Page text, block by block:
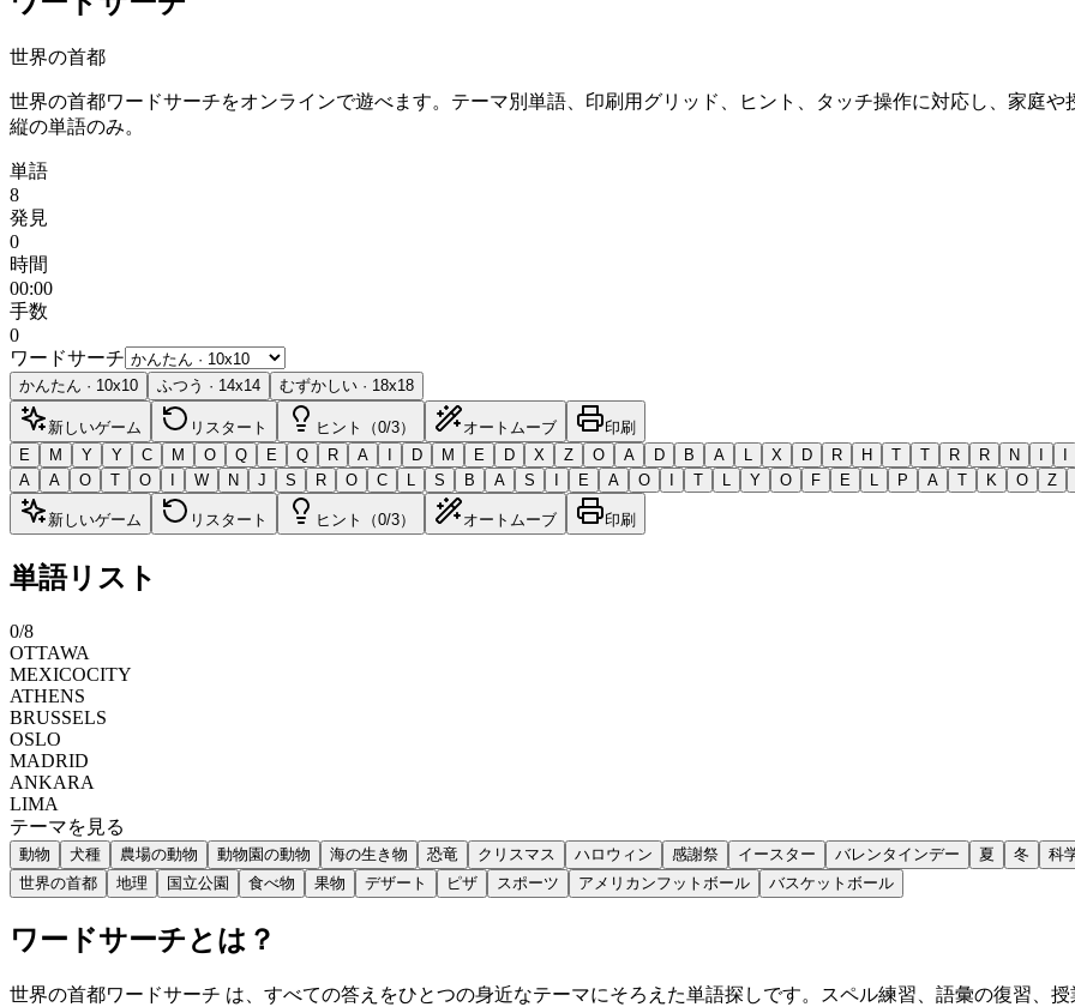
世界の首都
世界の首都ワードサーチをオンラインで遊べます。テーマ別単語、印刷用グリッド、ヒント、タッチ操作に対応し、家庭や
縦の単語のみ。
単語
8
発見
0
時間
00:00
手数
0
ワードサーチ
かんたん · 10x10 ふつう · 14x14 むずかしい · 18x18
新しいゲーム リスタート ヒント（0/3） オートムーブ
印刷
E
M Y Y C M O Q E Q R A I D M E D X Z O A D B A L X D R H T T R R N I I
A
A O T O I W N J S R O C L S B A S I E A O I T L Y O F E L P A T K O Z
新しいゲーム リスタート ヒント（0/3） オートムーブ 印刷
単語リスト
0/8
OTTAWA
MEXICOCITY
ATHENS
BRUSSELS
OSLO
MADRID
ANKARA
LIMA
テーマを見る
動物 犬種 農場の動物 動物園の動物 海の生き物 恐竜 クリスマス ハロウィン 感謝祭 イースター バレンタインデー 夏 冬 科
世界の首都
地理 国立公園 食べ物 果物 デザート ピザ スポーツ アメリカンフットボール バスケットボール
ワードサーチとは？
世界の首都ワードサーチ は、すべての答えをひとつの身近なテーマにそろえた単語探しです。スペル練習、語彙の復習、